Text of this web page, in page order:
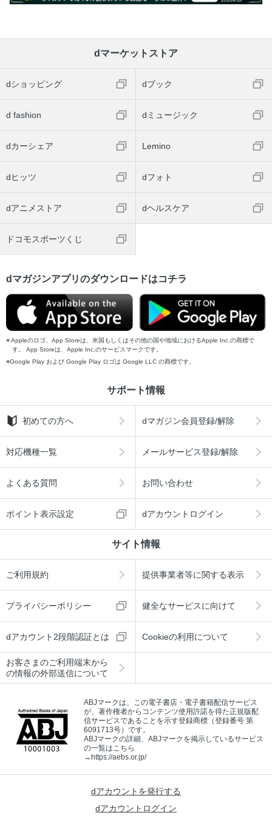
dマーケットストア
dショッピング dブック
d fashion dミュージック
dカーシェア Lemino
dヒッツ dフォト
dアニメストア dヘルスケア
ドコモスポーツくじ
dマガジンアプリのダウンロードはコチラ
Appleのロゴ、App Storeは、米国もしくはその他の国や地域におけるApple Inc.の商標で
す。 App Storeは、Apple Inc.のサービスマークです。
Google Play および Google Play ロゴは Google LLC の商標です。
サポート情報
初めての方へ dマガジン会員登録/解除
対応機種一覧 メールサービス登録/解除
よくある質問 お問い合わせ
ポイント表示設定 dアカウントログイン
サイト情報
ご利用規約 提供事業者等に関する表示
プライバシーポリシー 健全なサービスに向けて
dアカウント2段階認証とは Cookieの利用について
お客さまのご利用端末から
の情報の外部送信について
ABJマークは、この電子書店・電子書籍配信サービス
が、著作権者からコンテンツ使用許諾を得た正規版配
信サービスであることを示す登録商標（登録番号 第
6091713号）です。
ABJマークの詳細、ABJマークを掲示しているサービス
の一覧はこちら
→ https://aebs.or.jp/
dアカウントを発行する
dアカウントログイン